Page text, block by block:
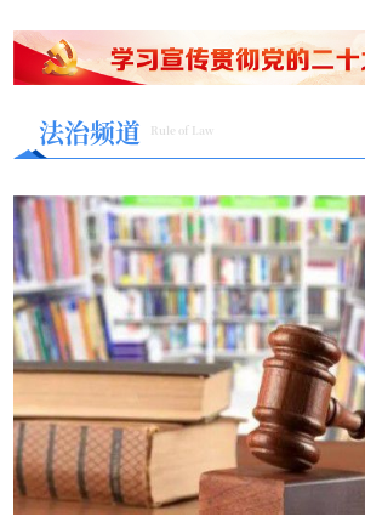
比例较高的家庭团，铁路部门提供人工通道、
场引导…… 2月19日，在铁路浙江嘉兴南站
（金鹏摄） 匈牙利前驻上海总领事霍尔瓦特
展现的“消费爆发力”。他在匈牙利“索引”新闻网
的消费支出超过一年中的任何其他时期。
口 “我们只在科幻电影中见过的武术盛宴”“
结者》系列电影时，中国已经在展示真正的机
媒体如此点评春晚舞台上的“人机共武”。 让
机器人高超的武艺，更是中国技术发展的速度
现，与2025年春晚节目相比，新一代人形机
如今不仅能做后空翻，还能挥舞双节棍。路透
场咨询公司亚洲区主管格奥尔格·施蒂勒的观点
人的性能就得到了显著提升，“这体现了中国企
脑’的重视”。 2月18日，游客在安徽省黟县
演。新华社发（施亚磊摄） 喀麦隆“非洲数
年春晚亮相的机器人标志着“一个巨大的飞跃”
强大实力。保加利亚国家电视台评论说，在春
带动旺盛出行需求。交通运输部数据显示，
区域人员流动量预计超28亿人次。 在江西
年、技巧精湛的非遗手工制瓷；在四川自贡，
景、体验非遗民俗……这个假期，人们在行走
足间品味文脉悠长。 敞开放怀抱，迎四海
签“朋友圈”增至50国。 “过了一个最地道的
足。”在中国感受新春氛围的英国游客约瑟
范围扩大、离境退税优化升级、社交媒体“种草
春节”成为众多海外游客的新风尚。国家移民管
期全国口岸日均出入境旅客将超205万人次，
14.1%。 2月17日，外国游客在广东肇庆宋
游。新华社发（刘春林摄） 人潮流动，暖
北引入无人机巡查与智能调度系统，疏堵保畅
岛机场部署航空器除防霜设备和作业力量；安
段安检通道，并为老幼病残孕等重点旅客提
服务筑牢出行保障，温暖万千旅途。 人享其
运输部数据显示，2月16日至2月22日，国家
6568.7万吨；邮政快递累计揽收量约8.06亿件
视界文化传媒产业（北京）有限公司续期了《
许可证》。我们成功举办“全国第四届郦道元
山西五台山举办颁奖盛典，以文学活动搭建交
的精神力量；我们联袂推出“甲骨文书法艺术展
刻在甲骨上的文明密码焕发新时代的生机与活
品、百佳地方特色产品”“郦道元文学院签约作
秀书画家”等推选活动和《中国现代文化》杂志
郦道元文学院搭建创作平台，在山西设立文学
育电视台、河南电视台等媒体合作，让优秀文
向更广阔的天地，得到了全国新老朋友的认可
领导的关心赞扬。做为一名文艺工作者、一名
委、一名新的社会阶层人士联谊会、党外知识
极参加政协、民建培训，撰写的提案、社情民
进文化和科技深度融合发展的建议》《关于全
上直播的社情民意》《关于加强网络平台封建
建议》《关于加强联动完善和创新社会治理的
意四十余件，被市政协采用，得到了领导的关
取得了很好效果。成绩的突出被政协安阳市委
法治频道
Rule of Law